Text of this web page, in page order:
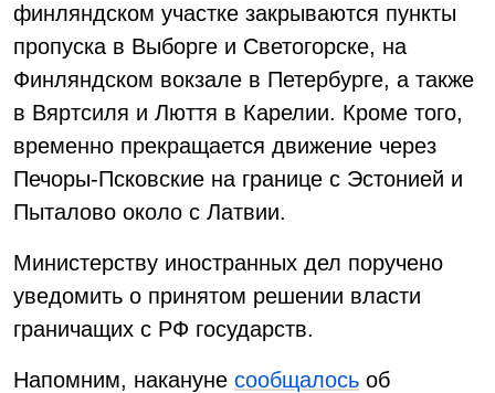
финляндском участке закрываются пункты
пропуска в Выборге и Светогорске, на
Финляндском вокзале в Петербурге, а также
в Вяртсиля и Люття в Карелии. Кроме того,
временно прекращается движение через
Печоры-Псковские на границе с Эстонией и
Пыталово около с Латвии.
Министерству иностранных дел поручено
уведомить о принятом решении власти
граничащих с РФ государств.
Напомним, накануне сообщалось об